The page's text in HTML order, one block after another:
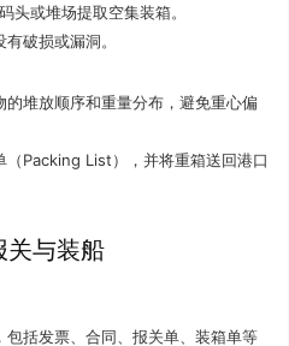
头或堆场提取空集装箱。
破损或漏洞。
堆放顺序和重量分布，避免重心偏
（Packing List），并将重箱送回港口
关与装船
包括发票、合同、报关单、装箱单等